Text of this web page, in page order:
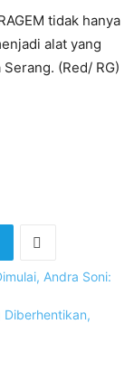
tidak hanya
alat yang
(Red/ RG)
Andra Soni:
Diberhentikan,